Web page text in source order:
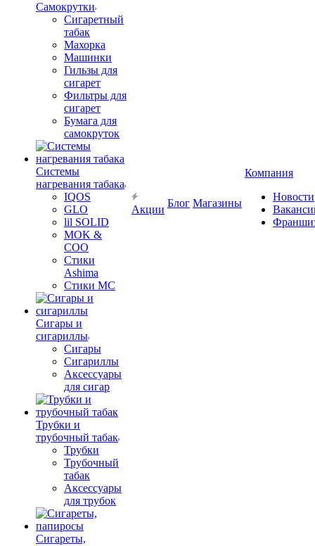
Самокрутки
Сигаретный
табак
Махорка
Машинки
Гильзы для
сигарет
Фильтры для
сигарет
Бумага для
самокруток
Системы
нагревания табака
IQOS
GLO
lil SOLID
MOK &
COO
Стики
Ashima
Стики MC
Сигары и
сигариллы
Сигары
Сигариллы
Аксессуары
для сигар
Трубки и
трубочный табак
Трубки
Трубочный
табак
Аксессуары
для трубок
Сигареты,
Акции
Блог Магазины
Компания
Новости